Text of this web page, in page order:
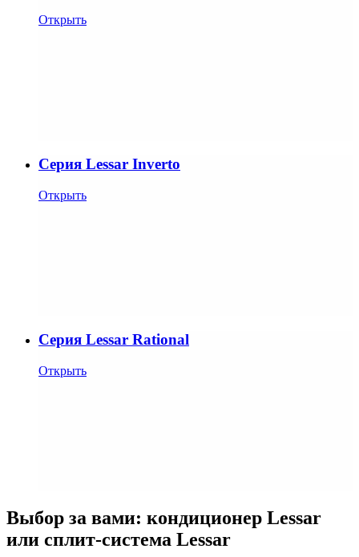
Открыть
Cерия Lessar Inverto
Открыть
Cерия Lessar Rational
Открыть
Выбор за вами: кондиционер Lessar
или сплит-система Lessar